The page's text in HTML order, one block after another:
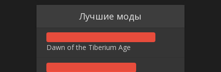
Лучшие моды
Dawn of the Tiberium Age